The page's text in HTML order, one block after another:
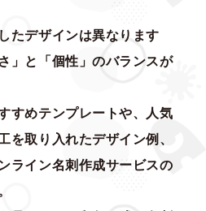
たデザインは異なります
」と「個性」のバランスが
すめテンプレートや、人気
を取り入れたデザイン例、
ライン名刺作成サービスの